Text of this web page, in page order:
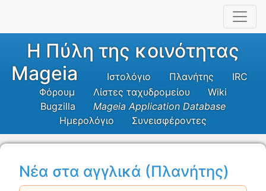
Η Πύλη της κοινότητας
Mageia
Ιστολόγιο Πλανήτης
IRC
Φόρουμ
Λίστες ταχυδρομείου
Wiki
Bugzilla
Mageia Application Database
Ημερολόγιο
Συνεισφέροντες
Νέα στα αγγλικά (Πλανήτης)